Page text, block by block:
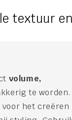
textuur
volume,
te worden.
het creëren